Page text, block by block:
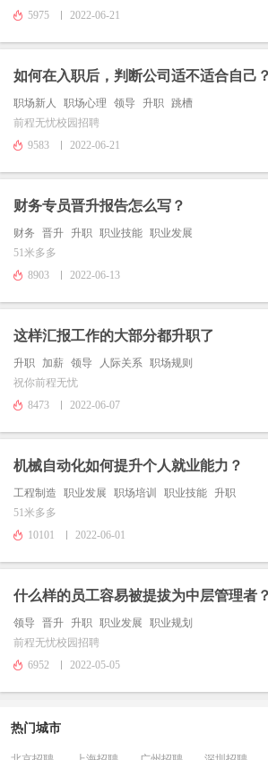
5975
2022-06-21
如何在入职后，判断公司适不适合自己？
职场新人 职场心理 领导 升职 跳槽
前程无忧校园招聘
9583
2022-06-21
财务专员晋升报告怎么写？
财务 晋升 升职 职业技能 职业发展
51米多多
8903
2022-06-13
这样汇报工作的大部分都升职了
升职 加薪 领导 人际关系 职场规则
祝你前程无忧
8473
2022-06-07
机械自动化如何提升个人就业能力？
工程制造 职业发展 职场培训 职业技能
升职
51米多多
10101
2022-06-01
什么样的员工容易被提拔为中层管理者？
领导 晋升 升职 职业发展
职业规划
前程无忧校园招聘
6952
2022-05-05
热门城市